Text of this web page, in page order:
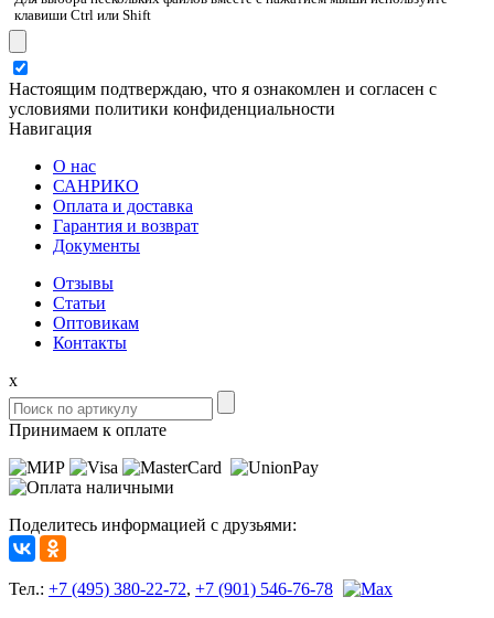
клавиши Ctrl или Shift
Настоящим подтверждаю, что я ознакомлен и согласен с
условиями политики конфиденциальности
Навигация
О нас
САНРИКО
Оплата и доставка
Гарантия и возврат
Документы
Отзывы
Статьи
Оптовикам
Контакты
x
Принимаем к оплате
Поделитесь информацией с друзьями:
Тел.: +7 (495) 380-22-72, +7 (901) 546-76-78